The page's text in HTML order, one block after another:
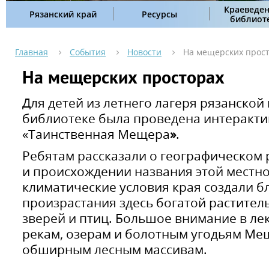
Рязанский край Ресурсы
Главная События Новости На мещерских
На мещерских просторах
Для детей из летнего лагеря
библиотеке была проведена
«Таинственная Мещера».
Ребятам рассказали о
и происхождении названия этой
климатические условия края создали
произрастания здесь богатой
зверей и птиц. Большое внимание в
рекам, озерам и болотным угодьям
обширным лесным массивам.